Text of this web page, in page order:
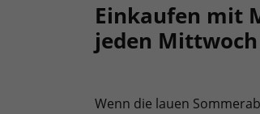
Einkaufen mit
jeden
Wenn die lauen